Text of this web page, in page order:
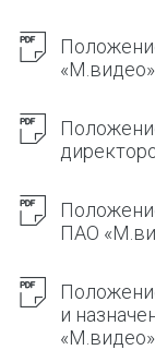
«М.видео»
ПАО
и
«М.видео»